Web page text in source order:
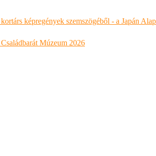
képregények szemszögéből - a Japán
Múzeum 2026